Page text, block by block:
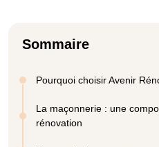
Sommaire
Pourquoi choisir Avenir
La maçonnerie : une
rénovation